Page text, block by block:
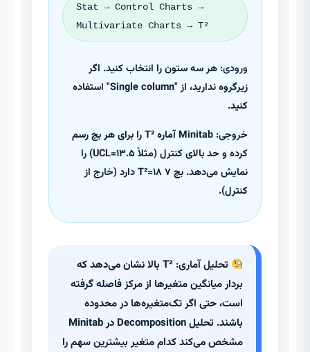
Stat → Control Charts →
Multivariate Charts → T²
ورودی: هر سه ستون را انتخاب کنید. اگر
زیرگروه ندارید، از "Single column" استفاده
کنید.
خروجی:
Minitab آماره T² را برای هر بچ رسم
کرده و حد بالای کنترل (مثلاً UCL=۱۳.۵) را
نمایش می‌دهد. بچ ۷ T²=۱۸ دارد (خارج از
کنترل).
تحلیل آماری:
T² بالا نشان می‌دهد که
بردار میانگین متغیرها از مرکز فاصله گرفته
است، حتی اگر تک‌متغیره‌ها در محدوده
باشند. تحلیل Decomposition در Minitab
مشخص می‌کند کدام متغیر بیشترین سهم را